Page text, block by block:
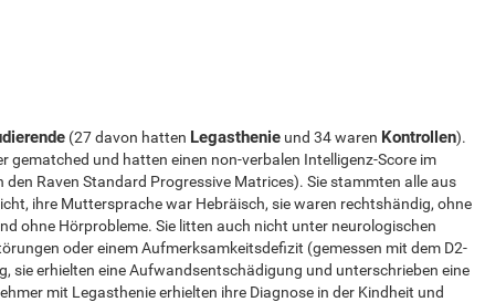
(27 davon hatten Legasthenie und 34 waren Kontrollen).
gematched und hatten einen non-verbalen Intelligenz-Score im
Raven Standard Progressive Matrices). Sie stammten alle aus
ihre Muttersprache war Hebräisch, sie waren rechtshändig, ohne
ohne Hörprobleme. Sie litten auch nicht unter neurologischen
oder einem Aufmerksamkeitsdefizit (gemessen mit dem D2-
sie erhielten eine Aufwandsentschädigung und unterschrieben eine
mit Legasthenie erhielten ihre Diagnose in der Kindheit und